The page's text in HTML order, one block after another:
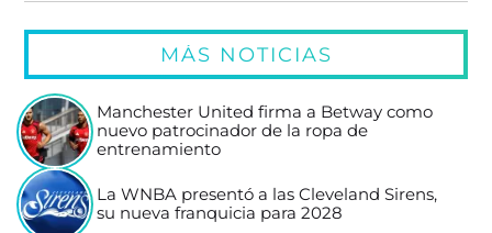
MÁS NOTICIAS
Manchester United firma a Betway como
nuevo patrocinador de la ropa de
entrenamiento
La WNBA presentó a las Cleveland Sirens,
su nueva franquicia para 2028